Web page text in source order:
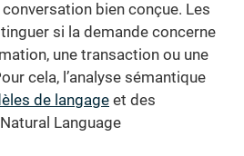
conversation bien conçue. Les
si la demande concerne
une transaction ou une
cela, l’analyse sémantique
de langage et des
Language